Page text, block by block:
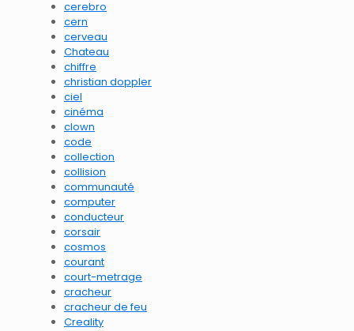
cerebro
cern
cerveau
Chateau
chiffre
christian doppler
ciel
cinéma
clown
code
collection
collision
communauté
computer
conducteur
corsair
cosmos
courant
court-metrage
cracheur
cracheur de feu
Creality